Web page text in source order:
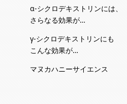
α-シクロデキストリンには、
さらなる効果が…
γ-シクロデキストリンにも
こんな効果が…
マヌカハニーサイエンス